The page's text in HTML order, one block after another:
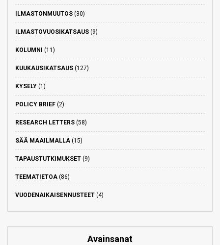
ILMASTONMUUTOS (30)
ILMASTOVUOSIKATSAUS (9)
KOLUMNI (11)
KUUKAUSIKATSAUS (127)
KYSELY (1)
POLICY BRIEF (2)
RESEARCH LETTERS (58)
SÄÄ MAAILMALLA (15)
TAPAUSTUTKIMUKSET (9)
TEEMATIETOA (86)
VUODENAIKAISENNUSTEET (4)
Avainsanat